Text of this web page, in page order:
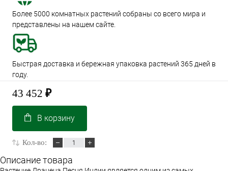
Более 5000 комнатных растений собраны со всего мира и
представлены на нашем сайте.
Быстрая доставка и бережная упаковка растений 365 дней в
году.
43 452 ₽
В корзину
Кол-во:
Описание товара